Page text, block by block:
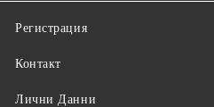
Регистрация
Контакт
Лични Данни